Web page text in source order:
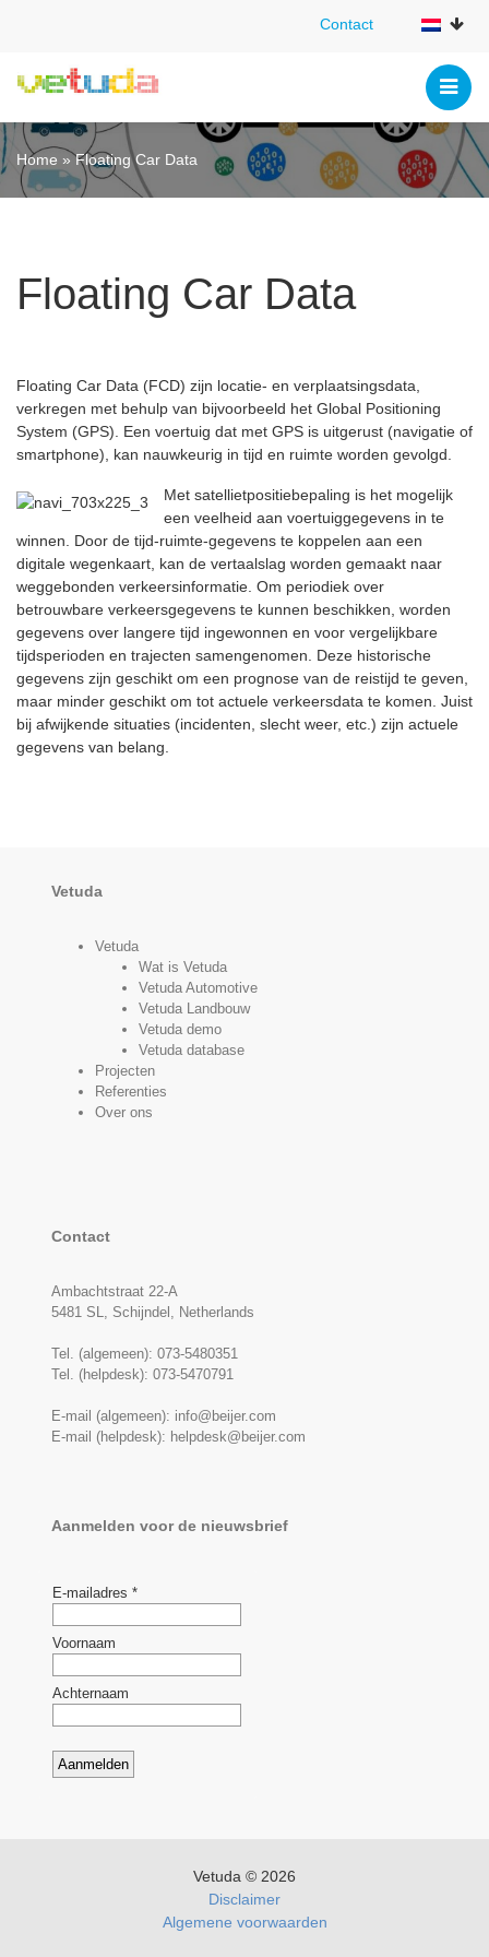
Contact
Contact
Home »Floating Car Data
Floating Car Data
Floating Car Data (FCD) zijn locatie- en verplaatsingsdata,
verkregen met behulp van bijvoorbeeld het Global Positioning
System (GPS). Een voertuig dat met GPS is uitgerust (navigatie of
smartphone), kan nauwkeurig in tijd en ruimte worden gevolgd.
Met satellietpositiebepaling is het mogelijk
een veelheid aan voertuiggegevens in te
winnen. Door de tijd-ruimte-gegevens te koppelen aan een
digitale wegenkaart, kan de vertaalslag worden gemaakt naar
weggebonden verkeersinformatie. Om periodiek over
betrouwbare verkeersgegevens te kunnen beschikken, worden
gegevens over langere tijd ingewonnen en voor vergelijkbare
tijdsperioden en trajecten samengenomen. Deze historische
gegevens zijn geschikt om een prognose van de reistijd te geven,
maar minder geschikt om tot actuele verkeersdata te komen. Juist
bij afwijkende situaties (incidenten, slecht weer, etc.) zijn actuele
gegevens van belang.
Vetuda
Vetuda
Wat is Vetuda
Vetuda Automotive
Vetuda Landbouw
Vetuda demo
Vetuda database
Projecten
Referenties
Over ons
Contact
Ambachtstraat 22-A
5481 SL, Schijndel, Netherlands
Tel. (algemeen): 073-5480351
Tel. (helpdesk): 073-5470791
E-mail (algemeen): info@beijer.com
E-mail (helpdesk): helpdesk@beijer.com
Aanmelden voor de nieuwsbrief
Vetuda © 2026
Disclaimer
Algemene voorwaarden